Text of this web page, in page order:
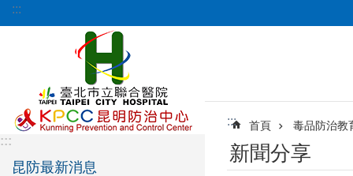
跳到主要內容區塊
:::
:::
昆防最新消息
::: 首頁 毒品防治教
新聞分享